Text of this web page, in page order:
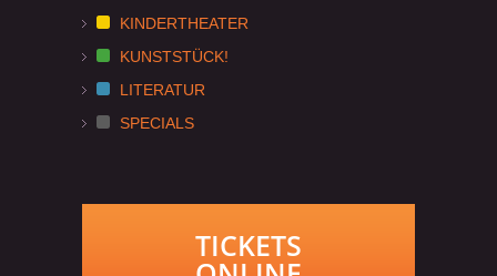
KINDERTHEATER
KUNSTSTÜCK!
LITERATUR
SPECIALS
TICKETS